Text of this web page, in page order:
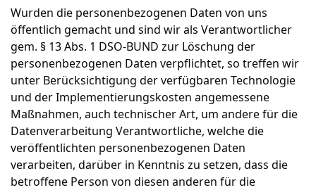
Wurden die personenbezogenen Daten von uns
öffentlich gemacht und sind wir als Verantwortlicher
gem. § 13 Abs. 1 DSO-BUND zur Löschung der
personenbezogenen Daten verpflichtet, so treffen wir
unter Berücksichtigung der verfügbaren Technologie
und der Implementierungskosten angemessene
Maßnahmen, auch technischer Art, um andere für die
Datenverarbeitung Verantwortliche, welche die
veröffentlichten personenbezogenen Daten
verarbeiten, darüber in Kenntnis zu setzen, dass die
betroffene Person von diesen anderen für die